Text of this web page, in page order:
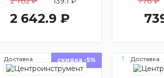
2 642.9 ₽
Доставка
сегодня
скидка -5%
Доставка
сегодня